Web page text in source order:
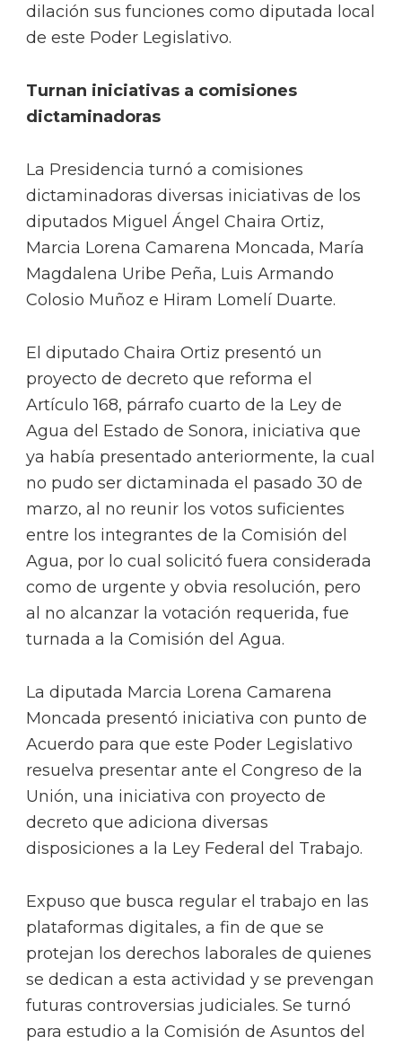
dilación sus funciones como diputada local
de este Poder Legislativo.
Turnan iniciativas a comisiones
dictaminadoras
La Presidencia turnó a comisiones
dictaminadoras diversas iniciativas de los
diputados Miguel Ángel Chaira Ortiz,
Marcia Lorena Camarena Moncada, María
Magdalena Uribe Peña, Luis Armando
Colosio Muñoz e Hiram Lomelí Duarte.
El diputado Chaira Ortiz presentó un
proyecto de decreto que reforma el
Artículo 168, párrafo cuarto de la Ley de
Agua del Estado de Sonora, iniciativa que
ya había presentado anteriormente, la cual
no pudo ser dictaminada el pasado 30 de
marzo, al no reunir los votos suficientes
entre los integrantes de la Comisión del
Agua, por lo cual solicitó fuera considerada
como de urgente y obvia resolución, pero
al no alcanzar la votación requerida, fue
turnada a la Comisión del Agua.
La diputada Marcia Lorena Camarena
Moncada presentó iniciativa con punto de
Acuerdo para que este Poder Legislativo
resuelva presentar ante el Congreso de la
Unión, una iniciativa con proyecto de
decreto que adiciona diversas
disposiciones a la Ley Federal del Trabajo.
Expuso que busca regular el trabajo en las
plataformas digitales, a fin de que se
protejan los derechos laborales de quienes
se dedican a esta actividad y se prevengan
futuras controversias judiciales. Se turnó
para estudio a la Comisión de Asuntos del